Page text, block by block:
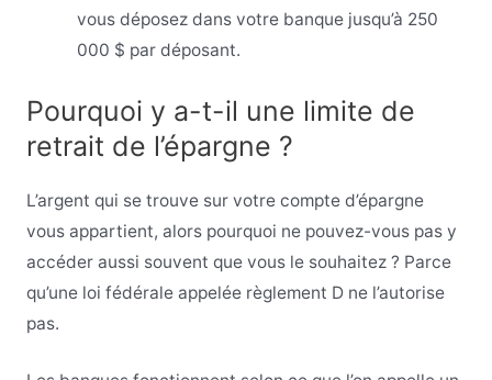
vous déposez dans votre banque jusqu’à 250
000 $ par déposant.
Pourquoi y a-t-il une limite de
retrait de l’épargne ?
L’argent qui se trouve sur votre compte d’épargne
vous appartient, alors pourquoi ne pouvez-vous pas y
accéder aussi souvent que vous le souhaitez ? Parce
qu’une loi fédérale appelée règlement D ne l’autorise
pas.